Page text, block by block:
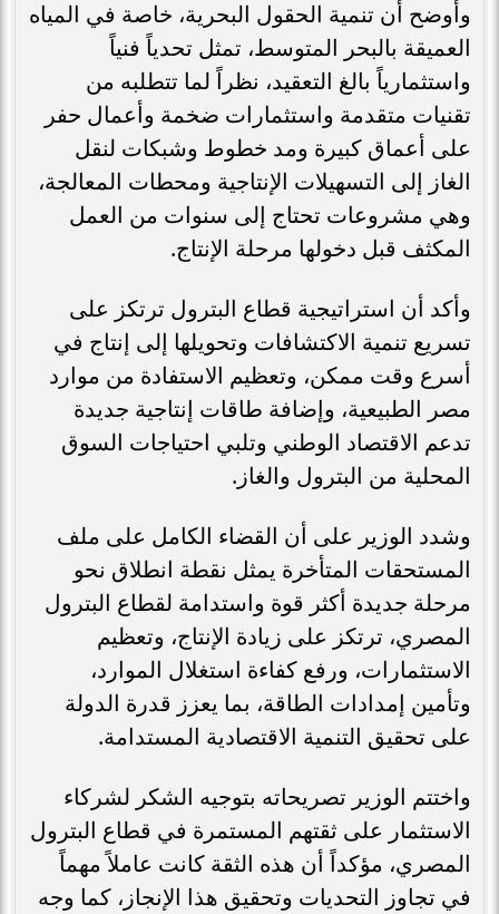
وأوضح أن تنمية الحقول البحرية، خاصة في المياه
العميقة بالبحر المتوسط، تمثل تحدياً فنياً
واستثمارياً بالغ التعقيد، نظراً لما تتطلبه من
تقنيات متقدمة واستثمارات ضخمة وأعمال حفر
على أعماق كبيرة ومد خطوط وشبكات لنقل
الغاز إلى التسهيلات الإنتاجية ومحطات المعالجة،
وهي مشروعات تحتاج إلى سنوات من العمل
المكثف قبل دخولها مرحلة الإنتاج.
وأكد أن استراتيجية قطاع البترول ترتكز على
تسريع تنمية الاكتشافات وتحويلها إلى إنتاج في
أسرع وقت ممكن، وتعظيم الاستفادة من موارد
مصر الطبيعية، وإضافة طاقات إنتاجية جديدة
تدعم الاقتصاد الوطني وتلبي احتياجات السوق
المحلية من البترول والغاز.
وشدد الوزير على أن القضاء الكامل على ملف
المستحقات المتأخرة يمثل نقطة انطلاق نحو
مرحلة جديدة أكثر قوة واستدامة لقطاع البترول
المصري، ترتكز على زيادة الإنتاج، وتعظيم
الاستثمارات، ورفع كفاءة استغلال الموارد،
وتأمين إمدادات الطاقة، بما يعزز قدرة الدولة
على تحقيق التنمية الاقتصادية المستدامة.
واختتم الوزير تصريحاته بتوجيه الشكر لشركاء
الاستثمار على ثقتهم المستمرة في قطاع البترول
المصري، مؤكداً أن هذه الثقة كانت عاملاً مهماً
في تجاوز التحديات وتحقيق هذا الإنجاز، كما وجه